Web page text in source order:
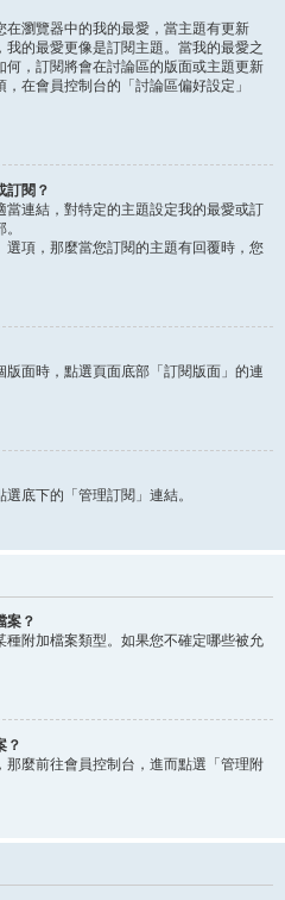
瀏覽器中的我的最愛，當主題有更新
的最愛更像是訂閱主題。當我的最愛之
，訂閱將會在討論區的版面或主題更新
在會員控制台的「討論區偏好設定」
訂閱？
連結，對特定的主題設定我的最愛或訂
項，那麼當您訂閱的主題有回覆時，您
面時，點選頁面底部「訂閱版面」的連
底下的「管理訂閱」連結。
案？
附加檔案類型。如果您不確定哪些被允
？
麼前往會員控制台，進而點選「管理附